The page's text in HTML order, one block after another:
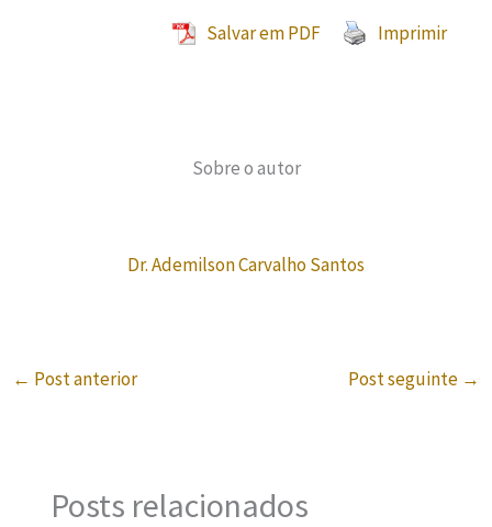
Salvar em PDF Imprimir
Sobre o autor
Dr. Ademilson Carvalho Santos
← Post anterior Post seguinte →
Posts relacionados